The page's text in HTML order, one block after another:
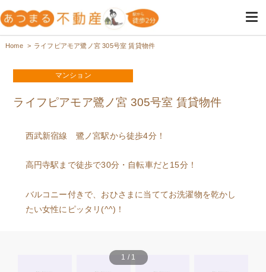
高円寺・阿佐ヶ谷の不動産は女
性のためのあつまる不動産
Home ライフピアモア鷺ノ宮 305号室 賃貸物件
マンション
ライフピアモア鷺ノ宮 305号室 賃貸物件
西武新宿線 鷺ノ宮駅から徒歩4分！
高円寺駅まで徒歩で30分・自転車だと15分！
バルコニー付きで、おひさまに当ててお洗濯物を乾かし
たい女性にピッタリ(^^)！
1 / 1